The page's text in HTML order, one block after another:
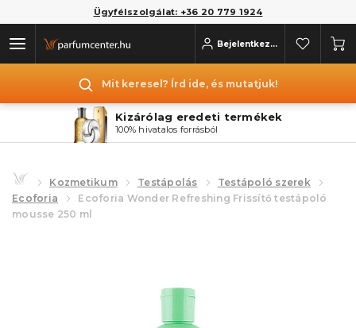
Ügyfélszolgálat: +36 20 779 1924
Bejelentkezés
Mit keresel? Írd ide, és mutatjuk!
Kizárólag eredeti termékek
100% hivatalos forrásból
Kozmetikum Testápolás
Testápoló szerek
Ecoforia
Ecoforia Wonder Refreshing Frissítő testápoló
mousse 250 ml